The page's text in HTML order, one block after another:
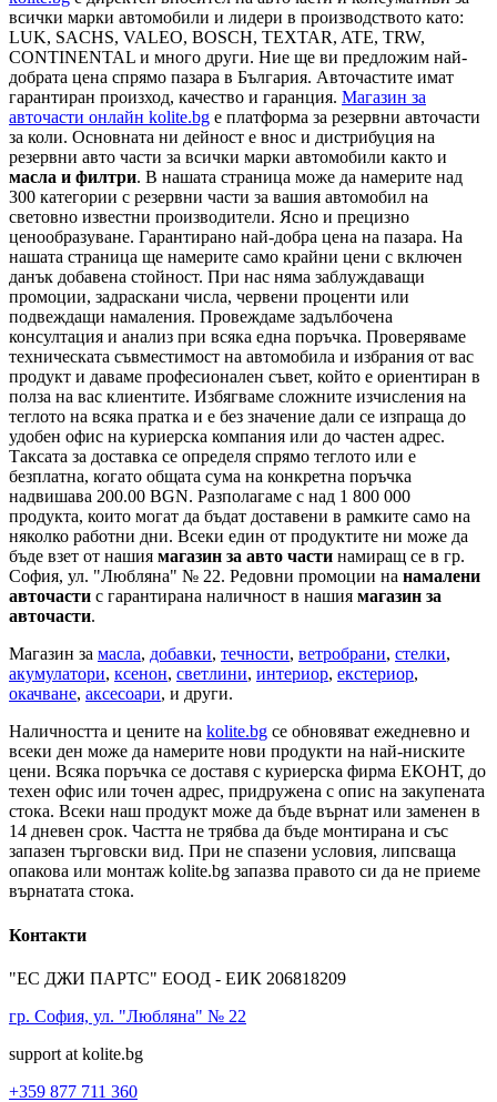
всички марки автомобили и лидери в производството като:
LUK, SACHS, VALEO, BOSCH, TEXTAR, ATE, TRW,
CONTINENTAL и много други. Ние ще ви предложим най-
добрата цена спрямо пазара в България. Авточастите имат
гарантиран произход, качество и гаранция. Магазин за
авточасти онлайн kolite.bg е платформа за резервни авточасти
за коли. Основната ни дейност е внос и дистрибуция на
резервни авто части за всички марки автомобили както и
масла и филтри. В нашата страница може да намерите над
300 категории с резервни части за вашия автомобил на
световно известни производители. Ясно и прецизно
ценообразуване. Гарантирано най-добра цена на пазара. На
нашата страница ще намерите само крайни цени с включен
данък добавена стойност. При нас няма заблуждаващи
промоции, задраскани числа, червени проценти или
подвеждащи намаления. Провеждаме задълбочена
консултация и анализ при всяка една поръчка. Проверяваме
техническата съвместимост на автомобила и избрания от вас
продукт и даваме професионален съвет, който е ориентиран в
полза на вас клиентите. Избягваме сложните изчисления на
теглото на всяка пратка и е без значение дали се изпраща до
удобен офис на куриерска компания или до частен адрес.
Таксата за доставка се определя спрямо теглото или е
безплатна, когато общата сума на конкретна поръчка
надвишава 200.00 BGN. Разполагаме с над 1 800 000
продукта, които могат да бъдат доставени в рамките само на
няколко работни дни. Всеки един от продуктите ни може да
бъде взет от нашия магазин за авто части намиращ се в гр.
София, ул. "Любляна" № 22. Редовни промоции на намалени
авточасти с гарантирана наличност в нашия магазин за
авточасти.
Магазин за масла, добавки, течности, ветробрани, стелки,
акумулатори, ксенон, светлини, интериор, екстериор,
окачване, аксесоари, и други.
Наличността и цените на kolite.bg се обновяват ежедневно и
всеки ден може да намерите нови продукти на най-ниските
цени. Всяка поръчка се доставя с куриерска фирма ЕКОНТ, до
техен офис или точен адрес, придружена с опис на закупената
стока. Всеки наш продукт може да бъде върнат или заменен в
14 дневен срок. Частта не трябва да бъде монтирана и със
запазен търговски вид. При не спазени условия, липсваща
опакова или монтаж kolite.bg запазва правото си да не приеме
върнатата стока.
Контакти
"ЕС ДЖИ ПАРТС" ЕООД - ЕИК 206818209
гр. София, ул. "Любляна" № 22
support at kolite.bg
+359 877 711 360